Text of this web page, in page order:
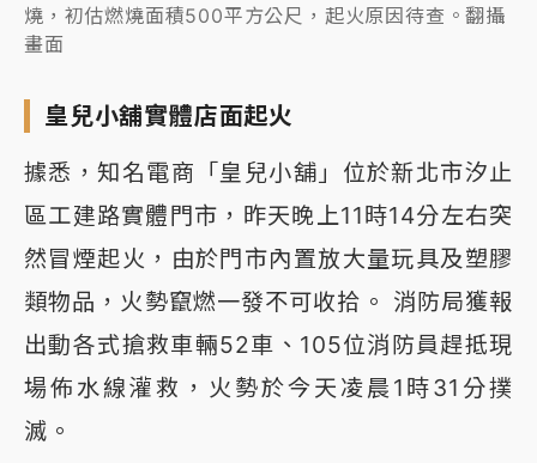
燒，初估燃燒面積500平方公尺，起火原因待查。翻攝
畫面
皇兒小舖實體店面起火
據悉，知名電商「皇兒小舖」位於新北市汐止
區工建路實體門市，昨天晚上11時14分左右突
然冒煙起火，由於門市內置放大量玩具及塑膠
類物品，火勢竄燃一發不可收拾。 消防局獲報
出動各式搶救車輛52車、105位消防員趕抵現
場佈水線灌救，火勢於今天凌晨1時31分撲
滅。